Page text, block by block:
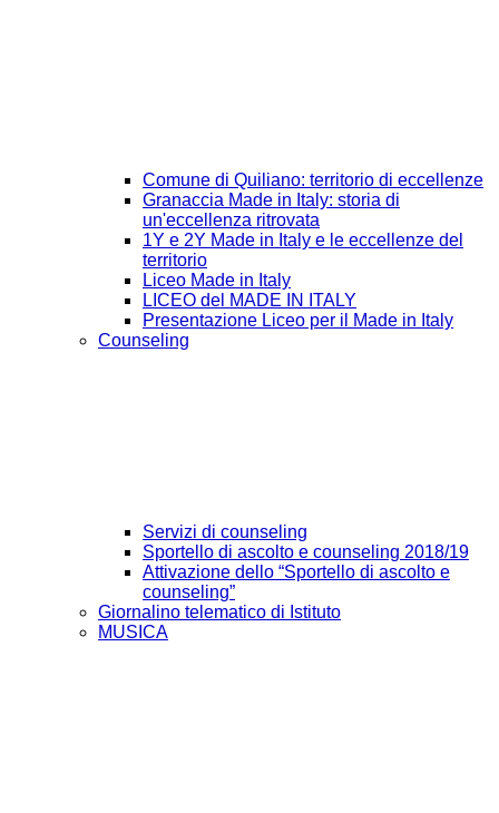
Comune di Quiliano: territorio di eccellenze
Granaccia Made in Italy: storia di
un'eccellenza ritrovata
1Y e 2Y Made in Italy e le eccellenze del
territorio
Liceo Made in Italy
LICEO del MADE IN ITALY
Presentazione Liceo per il Made in Italy
Counseling
Servizi di counseling
Sportello di ascolto e counseling 2018/19
Attivazione dello “Sportello di ascolto e
counseling”
Giornalino telematico di Istituto
MUSICA